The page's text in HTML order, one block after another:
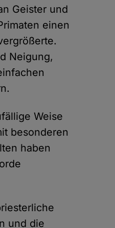
Geister und
einen
Neigung,
Weise
besonderen
haben
und die